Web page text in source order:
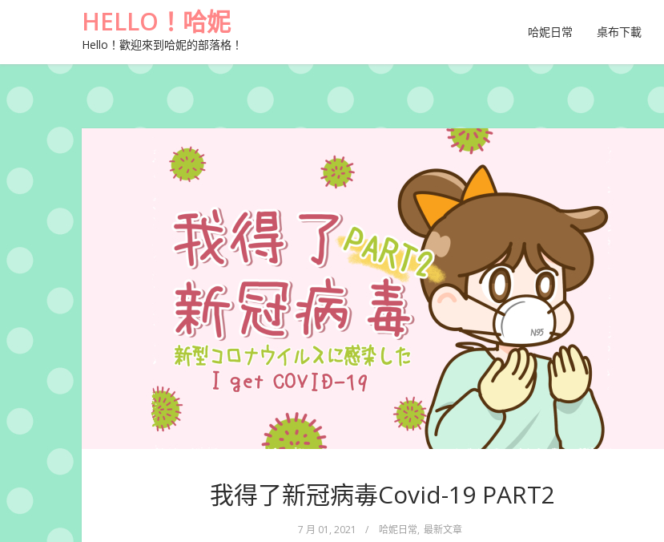
HELLO！哈妮
Hello！歡迎來到哈妮的部落格！
哈妮日常 桌布下載
我得了新冠病毒Covid-19 PART2
7 月 01, 2021 / 哈妮日常, 最新文章